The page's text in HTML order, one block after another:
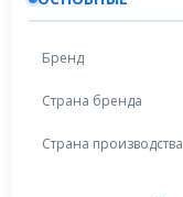
Бренд
Страна бренда
Страна производства